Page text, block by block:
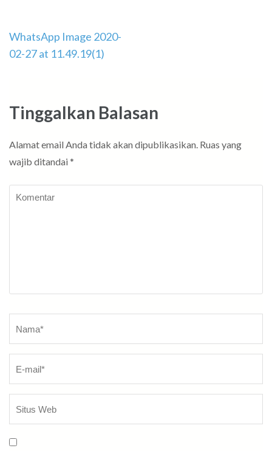
Navigasi
pos
WhatsApp Image 2020-
02-27 at 11.49.19(1)
Tinggalkan Balasan
Alamat email Anda tidak akan dipublikasikan. Ruas yang
wajib ditandai *
Komentar